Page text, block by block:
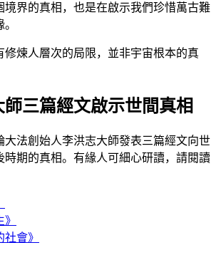
境界的真相，也是在啟示我們珍惜萬古難
修煉人層次的局限，並非宇宙根本的真
三篇經文啟示世間真相
大法創始人李洪志大師發表三篇經文向世
時期的真相。有緣人可細心研讀，請閱讀
會》